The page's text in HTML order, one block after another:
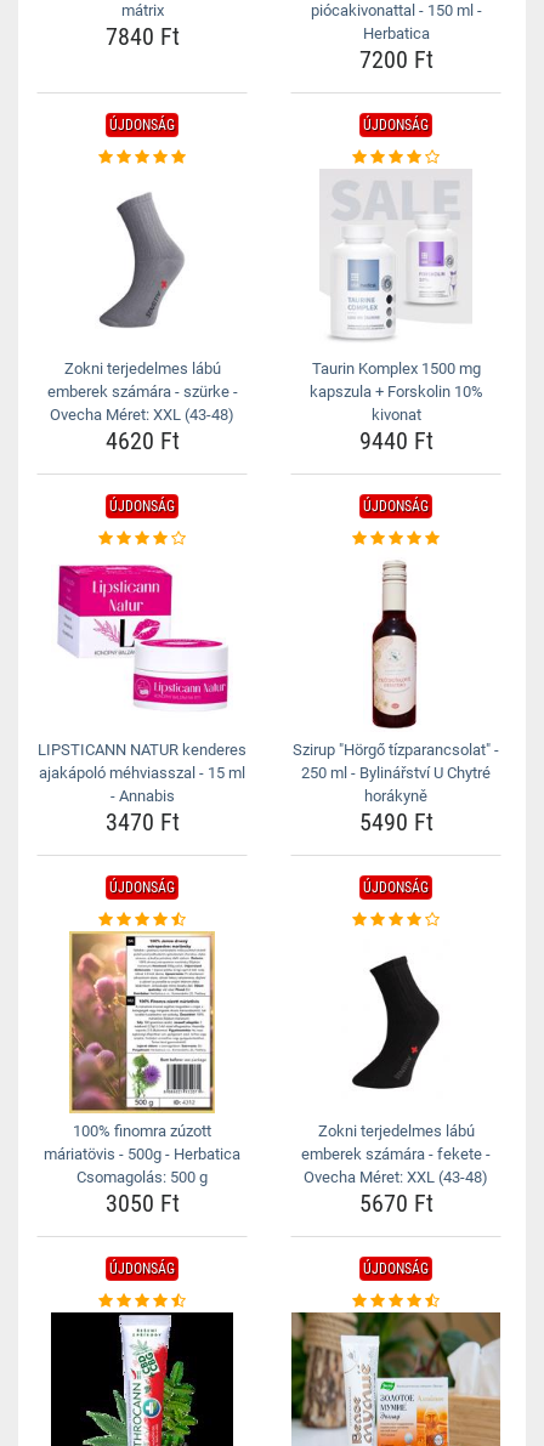
mátrix
7840 Ft
piócakivonattal - 150 ml -
Herbatica
7200 Ft
ÚJDONSÁG
Zokni terjedelmes lábú
emberek számára - szürke -
Ovecha Méret: XXL (43-48)
4620 Ft
ÚJDONSÁG
Taurin Komplex 1500 mg
kapszula + Forskolin 10%
kivonat
9440 Ft
ÚJDONSÁG
LIPSTICANN NATUR kenderes
ajakápoló méhviasszal - 15 ml
- Annabis
3470 Ft
ÚJDONSÁG
Szirup "Hörgő tízparancsolat" -
250 ml - Bylinářství U Chytré
horákyně
5490 Ft
ÚJDONSÁG
100% finomra zúzott
máriatövis - 500g - Herbatica
Csomagolás: 500 g
3050 Ft
ÚJDONSÁG
Zokni terjedelmes lábú
emberek számára - fekete -
Ovecha Méret: XXL (43-48)
5670 Ft
ÚJDONSÁG ÚJDONSÁG